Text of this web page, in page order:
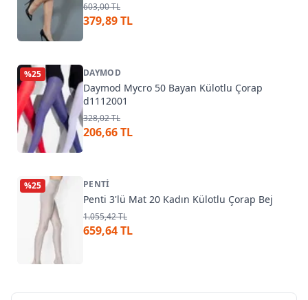
603,00 TL
379,89 TL
%25 DAYMOD
Daymod Mycro 50 Bayan Külotlu Çorap
d1112001
328,02 TL
206,66 TL
%25 PENTI
Penti 3'lü Mat 20 Kadın Külotlu Çorap Bej
1.055,42 TL
659,64 TL